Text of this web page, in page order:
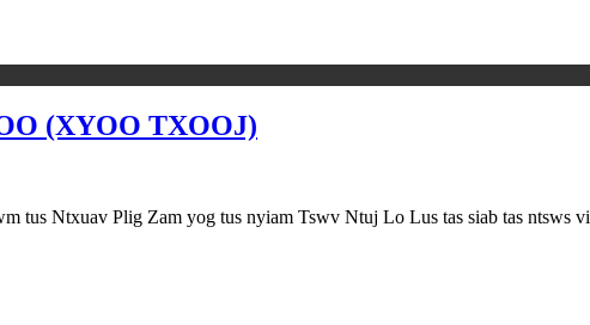
(XYOO TXOOJ)
tus Ntxuav Plig Zam yog tus nyiam Tswv Ntuj Lo Lus tas siab tas ntsws